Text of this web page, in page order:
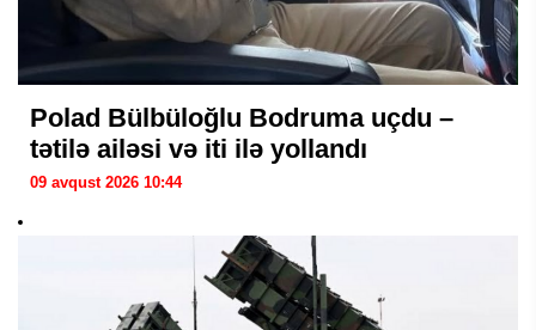
Polad Bülbüloğlu Bodruma uçdu –
tətilə ailəsi və iti ilə yollandı
09 avqust 2026 10:44